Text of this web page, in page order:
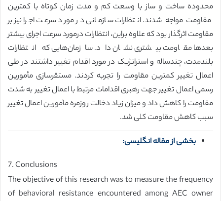
محدوده ساخت و ساز با وسعت کم و مدت زمان کوتاه با کمترین
مقاومت مواجه شدند. انتظارات سازمانی در مورد سرعت اجرا نیز بر
مقاومت اثرگذار بود که علاوه براین، انتظارات درمورد سرعت اجرای بیشتر
بعدها مقاومت بیشتری نشان داد. سازمان‌هایی که انتظارات
بلندمدت، چندساله و استراتژیک در مورد اقدام تغییر داشتند در طی
اعمال تغییر کمترین مقاومت را تجربه کردند. مستقرسازی مأمورین
رسمی اعمال تغییر جهت رهبری اقدامات مرتبط با اعمال تغییر به شدت
مقاومت را کاهش داد و میزان زیاد دخالت روزمره مأمورین اعمال تغییر
سبب کاهش مقاومت کلی شد.
بخشی از مقاله انگلیسی:
7. Conclusions
The objective of this research was to measure the frequency
of behavioral resistance encountered among AEC owner